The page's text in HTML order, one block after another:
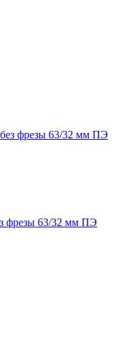
фрезы 63/32 мм ПЭ